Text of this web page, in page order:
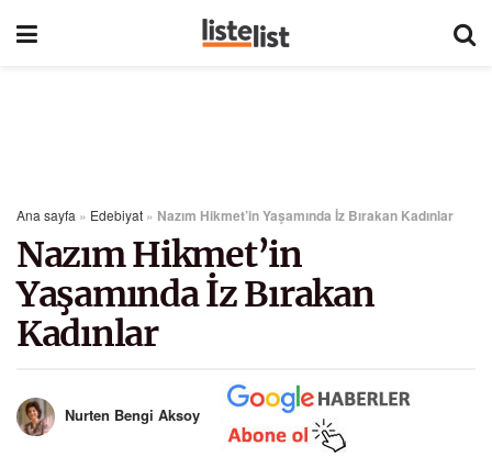
Ana sayfa » Edebiyat » Nazım Hikmet’in Yaşamında İz Bırakan Kadınlar
Nazım Hikmet’in
Yaşamında İz Bırakan
Kadınlar
Nurten Bengi Aksoy